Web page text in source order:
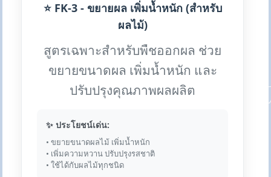
⭐ FK-3 - ขยายผล เพิ่มน้ำหนัก (สำหรับ
ผลไม้)
สูตรเฉพาะสำหรับพืชออกผล ช่วย
ขยายขนาดผล เพิ่มน้ำหนัก และ
ปรับปรุงคุณภาพผลผลิต
✨ ประโยชน์เด่น:
• ขยายขนาดผลไม้ เพิ่มน้ำหนัก
• เพิ่มความหวาน ปรับปรุงรสชาติ
• ใช้ได้กับผลไม้ทุกชนิด